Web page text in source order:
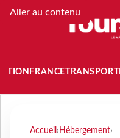
Aller au contenu
FRANCETRANSPORT
Accueil › Hébergement›